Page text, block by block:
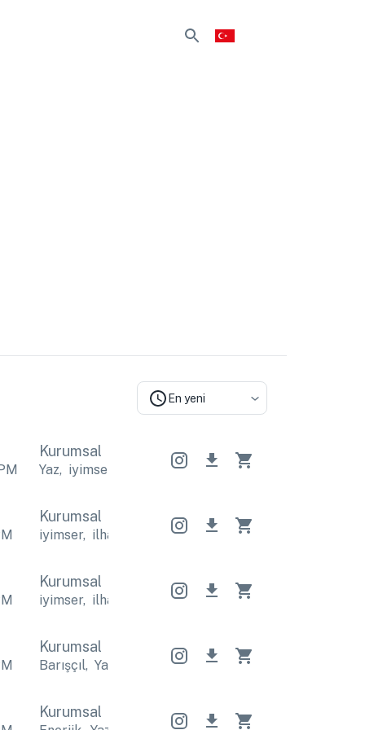
En yeni
Kurumsal
Yaz, iyimser iyimser Yaz iyimser
Kurumsal
iyimser, ilham verici iyimser, ilham verici
Kurumsal
iyimser, ilham verici iyimser, ilham verici
Kurumsal
Barışçıl, Yaz Barışçıl, Yaz Barışçıl
Kurumsal